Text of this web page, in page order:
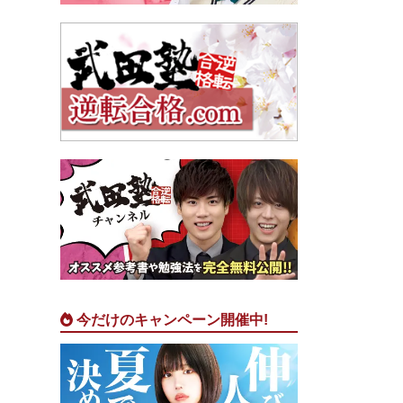
今だけのキャンペーン開催中!